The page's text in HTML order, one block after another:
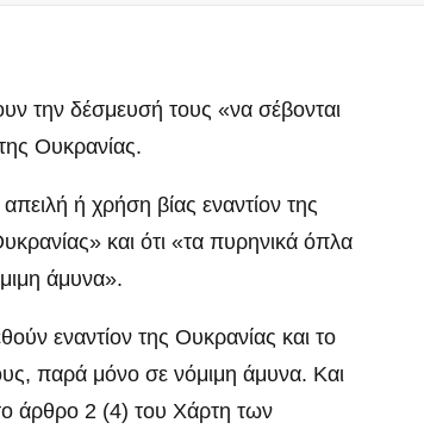
την δέσμευσή τους «να σέβονται
Ουκρανίας.
ή χρήση βίας εναντίον της
και ότι «τα πυρηνικά όπλα
άμυνα».
εναντίον της Ουκρανίας και το
παρά μόνο σε νόμιμη άμυνα. Και
άρθρο 2 (4) του Χάρτη των